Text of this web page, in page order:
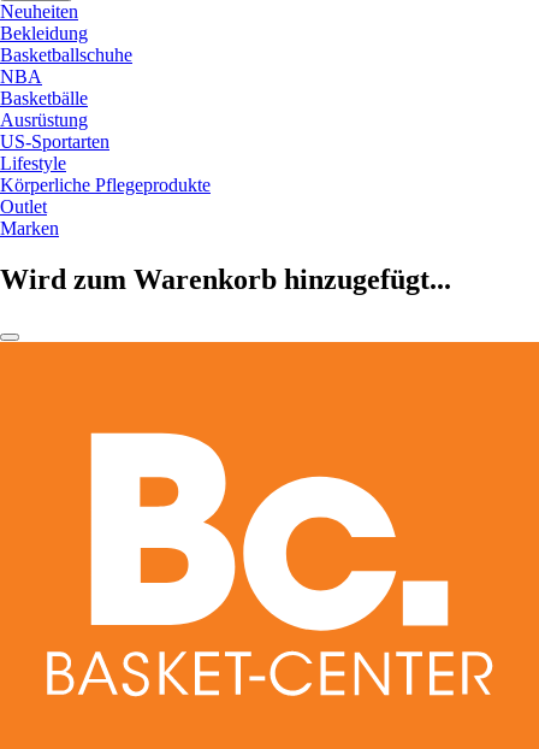
Neuheiten
Bekleidung
Basketballschuhe
NBA
Basketbälle
Ausrüstung
US-Sportarten
Lifestyle
Körperliche Pflegeprodukte
Outlet
Marken
Wird zum Warenkorb hinzugefügt...